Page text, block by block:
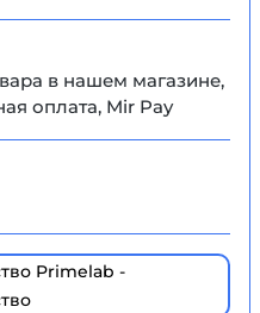
в нашем магазине,
оплата, Mir Pay
Primelab -